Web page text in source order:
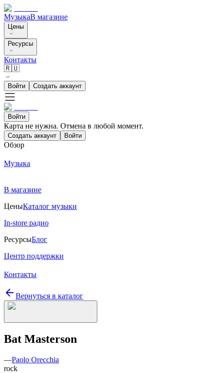
МузыкаВ магазине
Цены
Ресурсы
Контакты
🇷🇺
Войти Создать аккаунт
Войти
Карта не нужна. Отмена в любой момент.
Создать аккаунт Войти
Обзор
Музыка
В магазине
ЦеныКаталог музыки
In-store радио
РесурсыБлог
Центр поддержки
Контакты
Вернуться в каталог
Bat Masterson
—Paolo Orecchia
rock